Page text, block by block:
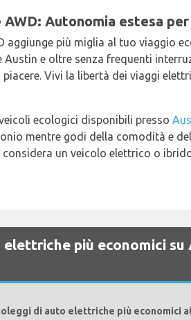
AWD: Autonomia estesa
aggiunge più miglia al tuo viaggio
Austin e oltre senza frequenti
Vivi la libertà dei viaggi
ecologici disponibili presso
mentre godi della comodità e
un veicolo elettrico o
più economici
di auto elettriche più economici